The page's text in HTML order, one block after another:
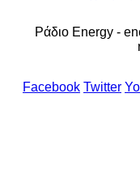
Ράδιο Energy -
Facebook Twitter